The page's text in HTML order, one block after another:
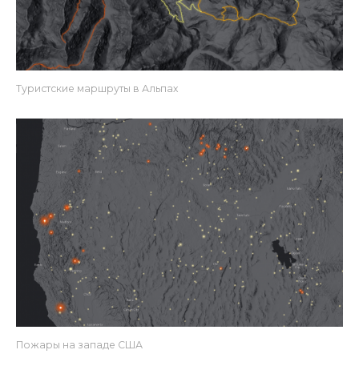
Туристские маршруты в Альпах
Пожары на западе США